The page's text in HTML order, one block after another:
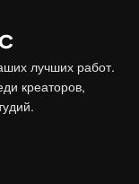
лучших работ.
креаторов,